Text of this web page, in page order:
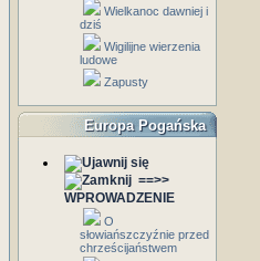
Wielkanoc dawniej i
dziś
Wigilijne wierzenia
ludowe
Zapusty
Europa Pogańska
==>>
WPROWADZENIE
O
słowiańszczyźnie przed
chrześcijaństwem